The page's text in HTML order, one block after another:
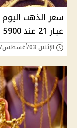
عيار 21 عند 5900 جنيه قبل بدء التعاملات
الإثنين 03/أغسطس/2026 - 09:33 ص